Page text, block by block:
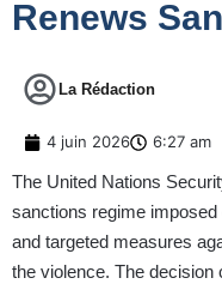
Renews
La Rédaction
4 juin 2026 6:27 am
The United Nations
sanctions regime
and targeted measures
the violence. The decision